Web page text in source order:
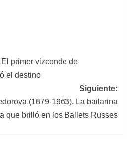
primer vizconde de
el destino
Siguiente:
(1879-1963). La bailarina
que brilló en los Ballets Russes